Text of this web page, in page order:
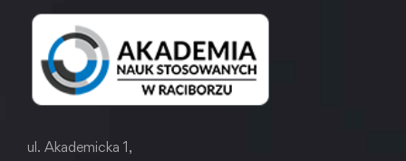
ul. Akademicka 1,